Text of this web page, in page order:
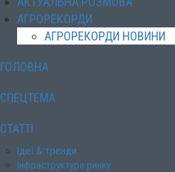
АГРОРЕКОРДИ
АГРОРЕКОРДИ НОВИНИ
ГОЛОВНА
СПЕЦТЕМА
СТАТТІ
Ідеї & тренди
Інфраструктура ринку